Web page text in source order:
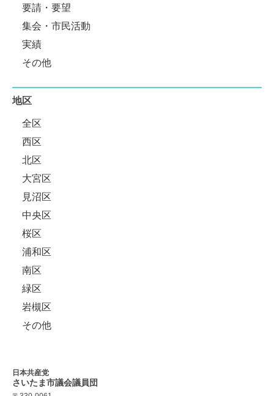
要請・要望
集会・市民活動
実績
その他
地区
全区
西区
北区
大宮区
見沼区
中央区
桜区
浦和区
南区
緑区
岩槻区
その他
日本共産党
さいたま市議会議員団